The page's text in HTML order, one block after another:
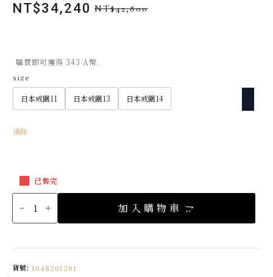
NT$42,800
原
格：
NT$42,800。
NT$34,240
目
格：
NT$34,240。
購買即可獲得 343 A幣.
size
日本戒圍11 日本戒圍13 日本戒圍14
清除
已售完
K10
寶
母
戒
指
加入購物車
貨號: 1048201201